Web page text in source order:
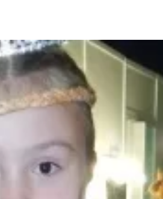
Общая
Как
Люди,
Карты и